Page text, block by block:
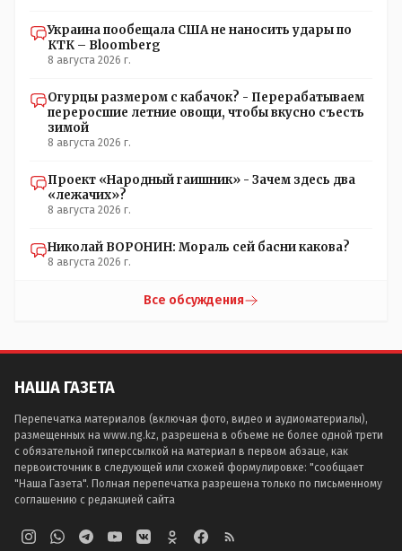
Украина пообещала США не наносить удары по
КТК – Bloomberg
8 августа 2026 г.
Огурцы размером с кабачок? - Перерабатываем
переросшие летние овощи, чтобы вкусно съесть
зимой
8 августа 2026 г.
Проект «Народный гаишник» - Зачем здесь два
«лежачих»?
8 августа 2026 г.
Николай ВОРОНИН: Мораль сей басни какова?
8 августа 2026 г.
Все обсуждения
НАША ГАЗЕТА
Перепечатка материалов (включая фото, видео и аудиоматериалы),
размещенных на www.ng.kz, разрешена в объеме не более одной трети
с обязательной гиперссылкой на материал в первом абзаце, как
первоисточник в следующей или схожей формулировке: "сообщает
"Наша Газета". Полная перепечатка разрешена только по письменному
соглашению с редакцией сайта